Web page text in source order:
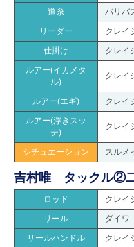
道糸 バリバ
リーダー
クレイ
仕掛け
クレイ
ルアー(イカメタ
ル)
クレイ
ルアー(エギ) クレイ
ルアー(浮きスッ
テ)
クレイ
シチュエーション スルメ
吉村唯 タックル②
ロッド クレイ
リール
ダイワ
リールハンドル
クレイ